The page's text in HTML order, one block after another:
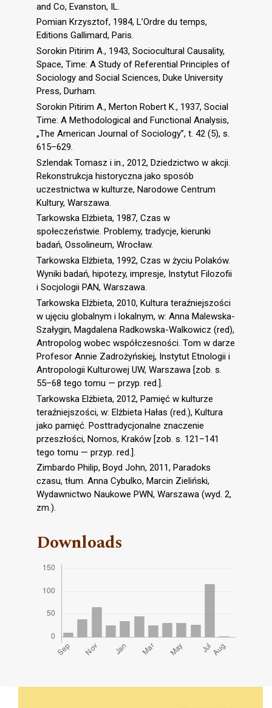
and Co, Evanston, IL.
Pomian Krzysztof, 1984, L’Ordre du temps,
Editions Gallimard, Paris.
Sorokin Pitirim A., 1943, Sociocultural Causality,
Space, Time: A Study of Referential Principles of
Sociology and Social Sciences, Duke University
Press, Durham.
Sorokin Pitirim A., Merton Robert K., 1937, Social
Time: A Methodological and Functional Analysis,
„The American Journal of Sociology”, t. 42 (5), s.
615–629.
Szlendak Tomasz i in., 2012, Dziedzictwo w akcji.
Rekonstrukcja historyczna jako sposób
uczestnictwa w kulturze, Narodowe Centrum
Kultury, Warszawa.
Tarkowska Elżbieta, 1987, Czas w
społeczeństwie. Problemy, tradycje, kierunki
badań, Ossolineum, Wrocław.
Tarkowska Elżbieta, 1992, Czas w życiu Polaków.
Wyniki badań, hipotezy, impresje, Instytut Filozofii
i Socjologii PAN, Warszawa.
Tarkowska Elżbieta, 2010, Kultura teraźniejszości
w ujęciu globalnym i lokalnym, w: Anna Malewska-
Szałygin, Magdalena Radkowska-Walkowicz (red),
Antropolog wobec współczesności. Tom w darze
Profesor Annie Zadrożyńskiej, Instytut Etnologii i
Antropologii Kulturowej UW, Warszawa [zob. s.
55–68 tego tomu — przyp. red.].
Tarkowska Elżbieta, 2012, Pamięć w kulturze
teraźniejszości, w: Elżbieta Hałas (red.), Kultura
jako pamięć. Posttradycjonalne znaczenie
przeszłości, Nomos, Kraków [zob. s. 121–141
tego tomu — przyp. red.].
Zimbardo Philip, Boyd John, 2011, Paradoks
czasu, tłum. Anna Cybulko, Marcin Zieliński,
Wydawnictwo Naukowe PWN, Warszawa (wyd. 2,
zm.).
Downloads